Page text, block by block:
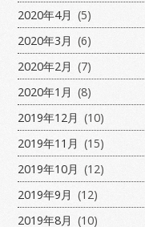
2020年4月 (5)
2020年3月 (6)
2020年2月 (7)
2020年1月 (8)
2019年12月 (10)
2019年11月 (15)
2019年10月 (12)
2019年9月 (12)
2019年8月 (10)